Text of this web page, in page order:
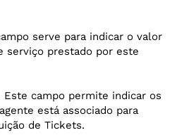
serve para indicar o valor
serviço prestado por este
Este campo permite indicar os
está associado para
de Tickets.